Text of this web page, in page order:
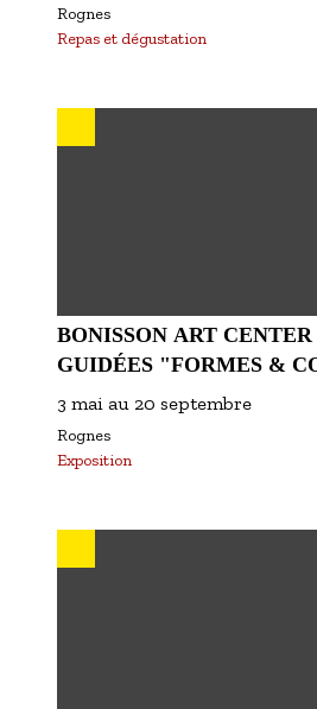
Rognes
Repas et dégustation
BONISSON ART
GUIDÉES "FORMES &
3 mai au 20 septembre
Rognes
Exposition